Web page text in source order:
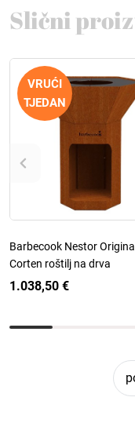
Slični
VRUĆI
TJEDAN
Barbecook Nestor
Corten roštilj na drva
1.038,50 €